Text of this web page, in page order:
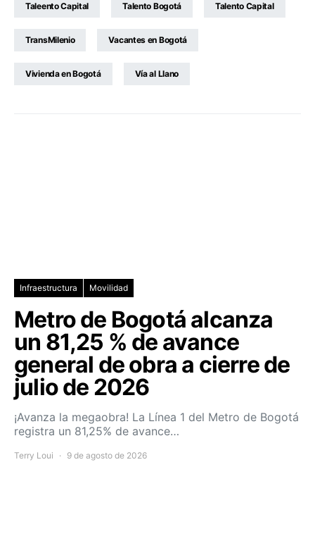
Taleento Capital Talento Bogotá Talento Capital
TransMilenio Vacantes en Bogotá
Vivienda en Bogotá Vía al Llano
Infraestructura Movilidad
Metro de Bogotá alcanza
un 81,25 % de avance
general de obra a cierre de
julio de 2026
¡Avanza la megaobra! La Línea 1 del Metro de Bogotá
registra un 81,25% de avance…
Terry Loui 9 de agosto de 2026